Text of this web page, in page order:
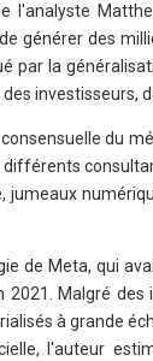
l'analyste
générer des
par la
investisseurs,
du
de Meta, qui
Malgré
à grande
l'auteur